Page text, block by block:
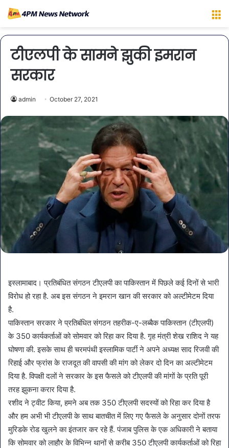
टीएलपी के सामने झुकी इमरान
सरकार
admin October 27, 2021
इस्लामाबाद। प्रतिबंधित संगठन टीएलपी का पाकिस्तान में पिछले कई दिनों से भारी
विरोध हो रहा है. अब इस संगठन ने इमरान खान की सरकार को अल्टीमेटम दिया
है.
पाकिस्तान सरकार ने प्रतिबंधित संगठन तहरीक-ए-लब्बैक पाकिस्तान (टीएलपी)
के 350 कार्यकर्ताओं को सोमवार को रिहा कर दिया है. गृह मंत्री शेख राशिद ने यह
घोषणा की. इसके साथ ही चरमपंथी इस्लामिक पार्टी ने अपने अध्यक्ष साद रिजवी की
रिहाई और फ्रांस के राजदूत की वापसी की मांग को लेकर दो दिन का अल्टीमेटम
दिया है. विपक्षी दलों ने सरकार के इस फैसले को टीएलपी की मांगों के प्रति पूरी
तरह झुकना करार दिया है.
रशीद ने ट्वीट किया, हमने अब तक 350 टीएलपी सदस्यों को रिहा कर दिया है
और हम अभी भी टीएलपी के साथ बातचीत में लिए गए फैसले के अनुसार दोनों तरफ
मुरिडके रोड खुलने का इंतजार कर रहे हैं. पंजाब पुलिस के एक अधिकारी ने बताया
कि सोमवार को लाहौर के विभिन्न थानों से करीब 350 टीएलपी कार्यकर्ताओं को रिहा